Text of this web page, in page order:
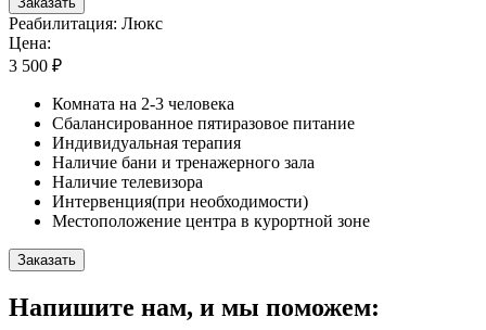
Реабилитация: Люкс
Цена:
3 500 ₽
Комната на 2-3 человека
Сбалансированное пятиразовое питание
Индивидуальная терапия
Наличие бани и тренажерного зала
Наличие телевизора
Интервенция(при необходимости)
Местоположение центра в курортной зоне
Заказать
Напишите нам, и мы поможем: